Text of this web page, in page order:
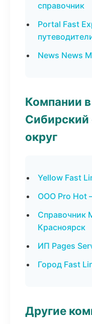
справочник
Portal Fast
News News
Компании
округ
Yellow Fast
ООО Pro Hot
Справочник
Красноярск
ИП Pages
Город Fast
Другие